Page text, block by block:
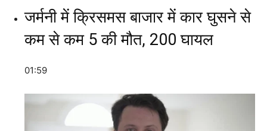
जर्मनी में क्रिसमस बाजार में कार घुसने से
कम से कम 5 की मौत, 200 घायल
01:59